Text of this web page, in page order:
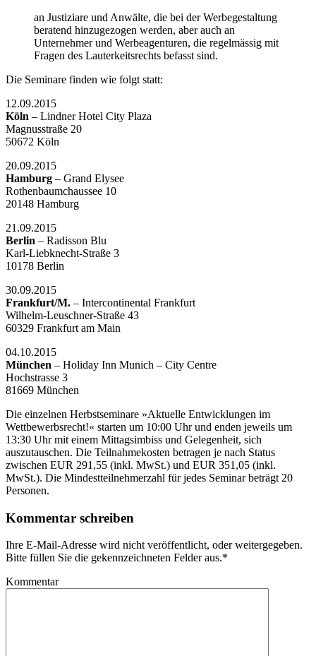
an Justiziare und Anwälte, die bei der Werbegestaltung
beratend hinzugezogen werden, aber auch an
Unternehmer und Werbeagenturen, die regelmässig mit
Fragen des Lauterkeitsrechts befasst sind.
Die Seminare finden wie folgt statt:
12.09.2015
Köln – Lindner Hotel City Plaza
Magnusstraße 20
50672 Köln
20.09.2015
Hamburg – Grand Elysee
Rothenbaumchaussee 10
20148 Hamburg
21.09.2015
Berlin – Radisson Blu
Karl-Liebknecht-Straße 3
10178 Berlin
30.09.2015
Frankfurt/M. – Intercontinental Frankfurt
Wilhelm-Leuschner-Straße 43
60329 Frankfurt am Main
04.10.2015
München – Holiday Inn Munich – City Centre
Hochstrasse 3
81669 München
Die einzelnen Herbstseminare »Aktuelle Entwicklungen im
Wettbewerbsrecht!« starten um 10:00 Uhr und enden jeweils um
13:30 Uhr mit einem Mittagsimbiss und Gelegenheit, sich
auszutauschen. Die Teilnahmekosten betragen je nach Status
zwischen EUR 291,55 (inkl. MwSt.) und EUR 351,05 (inkl.
MwSt.). Die Mindestteilnehmerzahl für jedes Seminar beträgt 20
Personen.
Kommentar schreiben
Ihre E-Mail-Adresse wird nicht veröffentlicht, oder weitergegeben.
Bitte füllen Sie die gekennzeichneten Felder aus.*
Kommentar